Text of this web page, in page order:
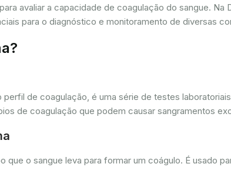
avaliar a capacidade de coagulação do sangue.
para o diagnóstico e monitoramento de diversas
de coagulação, é uma série de testes
de coagulação que podem causar sangramentos
o sangue leva para formar um coágulo. É usado